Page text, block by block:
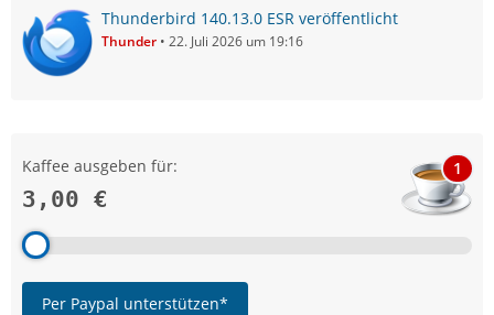
Thunderbird 140.13.0 ESR veröffentlicht
Thunder 22. Juli 2026 um 19:16
Kaffee ausgeben für:
3,00 €
1
Per Paypal unterstützen*